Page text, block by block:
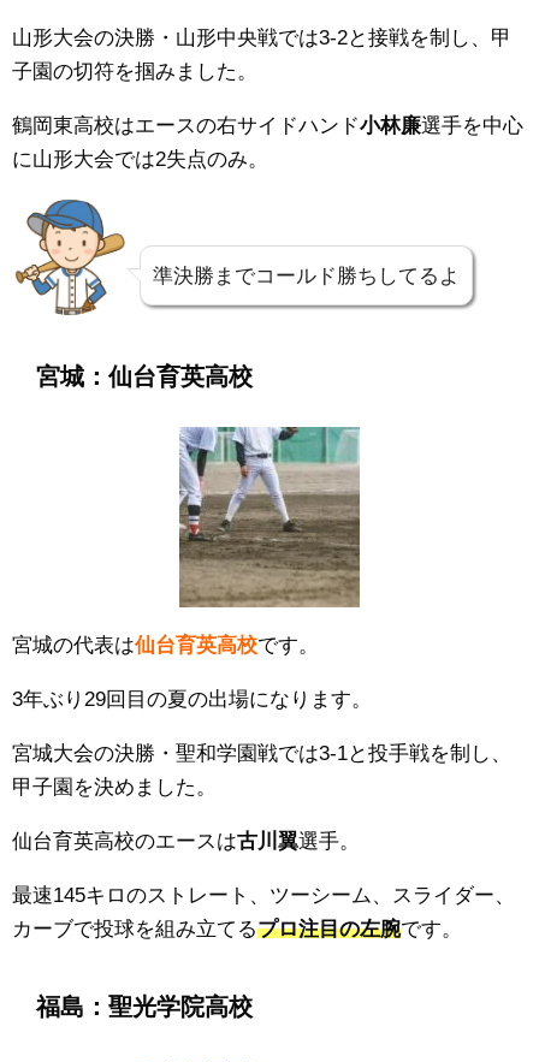
山形大会の決勝・ 山形中央戦では3-2と接戦を制し、甲
子園の切符を掴みました。
鶴岡東高校はエースの右サイドハンド小林廉選手を中心
に山形大会では2失点のみ。
準決勝までコールド勝ちしてるよ
宮城：仙台育英高校
宮城の代表は仙台育英高校です。
3年ぶり29回目の夏の出場になります。
宮城大会の決勝・ 聖和学園戦では3-1 と投手戦を制し、
甲子園を決めました。
仙台育英高校のエースは古川翼選手。
最速145キロのストレート、ツーシーム、スライダー、
カーブで投球を組み立てるプロ注目の左腕です。
福島：聖光学院高校